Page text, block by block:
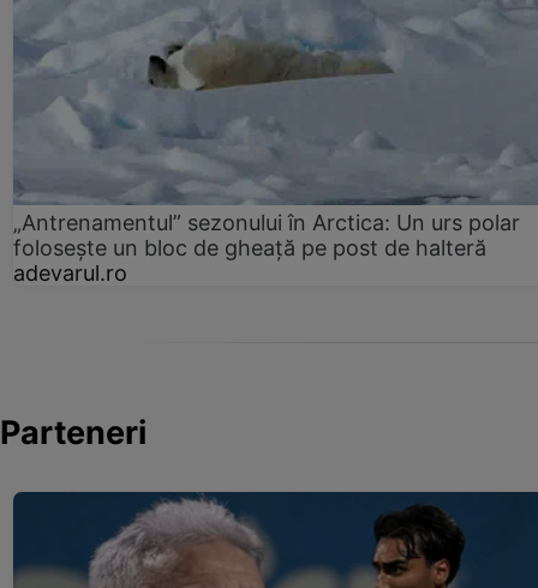
„Antrenamentul” sezonului în Arctica: Un urs polar
folosește un bloc de gheață pe post de halteră
adevarul.ro
Parteneri